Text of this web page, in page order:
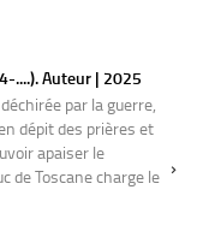
....). Auteur | 2025
par la guerre,
dépit des prières et
apaiser le
de Toscane charge le